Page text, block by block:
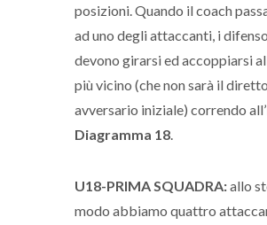
posizioni. Quando il coach
ad uno degli attaccanti, i
devono girarsi ed accoppiarsi
più vicino (che non sarà il diretto
avversario iniziale) correndo
Diagramma 18
U18-PRIMA SQUADRA:allo
modo abbiamo quattro